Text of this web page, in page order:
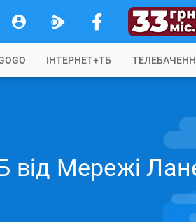
ІНТЕРНЕТ+ТБ
від Мережі